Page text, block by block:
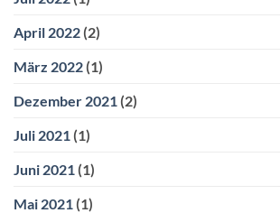
April 2022 (2)
März 2022 (1)
Dezember 2021 (2)
Juli 2021 (1)
Juni 2021 (1)
Mai 2021 (1)